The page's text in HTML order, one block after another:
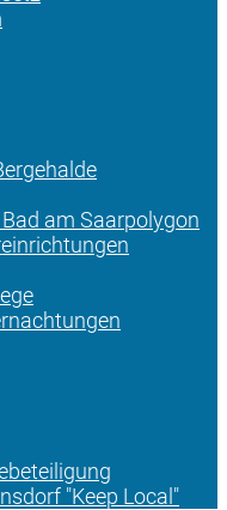
am Saarpolygon
"Keep Local"